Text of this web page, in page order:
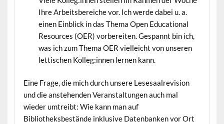
Ihre Arbeitsbereiche vor. Ich werde dabei u. a.
einen Einblick in das Thema Open Educational
Resources (OER) vorbereiten. Gespannt bin ich,
was ich zum Thema OER vielleicht von unseren
lettischen Kolleg:innen lernen kann.
Eine Frage, die mich durch unsere Lesesaalrevision
und die anstehenden Veranstaltungen auch mal
wieder umtreibt: Wie kann man auf
Bibliotheksbestände inklusive Datenbanken vor Ort